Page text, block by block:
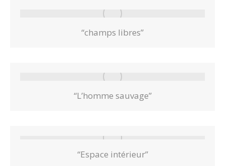
“champs libres”
“L’homme sauvage”
“Espace intérieur”